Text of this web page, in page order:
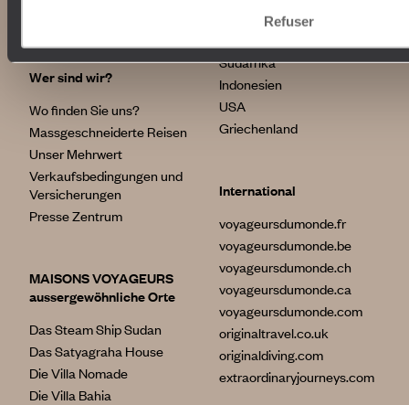
Refuser
Wer sind wir?
Wo finden Sie uns?
Massgeschneiderte Reisen
Unser Mehrwert
Verkaufsbedingungen und
Versicherungen
Presse Zentrum
MAISONS VOYAGEURS
aussergewöhnliche Orte
Das Steam Ship Sudan
Das Satyagraha House
Die Villa Nomade
Die Villa Bahia
Ägypten
Südafrika
Indonesien
USA
Griechenland
International
voyageursdumonde.fr
voyageursdumonde.be
voyageursdumonde.ch
voyageursdumonde.ca
voyageursdumonde.com
originaltravel.co.uk
originaldiving.com
extraordinaryjourneys.com